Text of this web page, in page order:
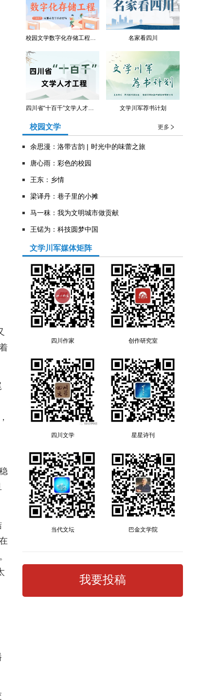
校园文学数字化存储工程（青羊区教育局） 名家看四川
四川省“十百千”文学人才工程 文学川军荐书计划
校园文学 更多
余思漫：洛带古韵 | 时光中的味蕾之旅
唐心雨：彩色的校园
王东：乡情
​梁译丹：巷子里的小摊
马一秣：我为文明城市做贡献
王锘为：科技圆梦中国
文学川军媒体矩阵
四川作家 创作研究室
四川文学 星星诗刊
当代文坛 巴金文学院
我要投稿